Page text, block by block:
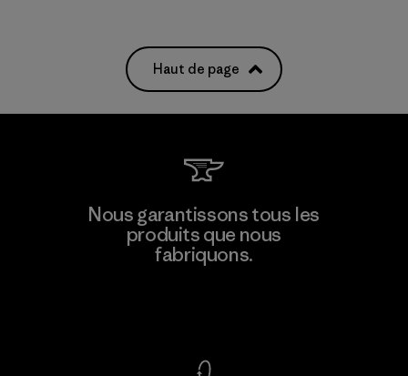
Haut de page
Nous garantissons tous les
produits que nous
fabriquons.